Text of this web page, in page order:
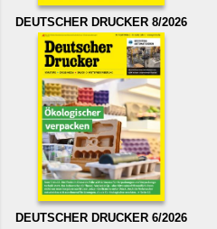
DEUTSCHER DRUCKER 8/2026
DEUTSCHER DRUCKER 6/2026